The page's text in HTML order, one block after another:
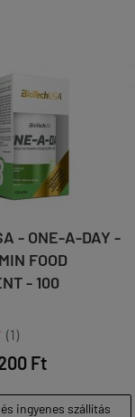
- ONE-A-DAY -
FOOD
- 100
Ft
ingyenes szállítás